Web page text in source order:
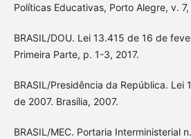
Políticas Educativas, Porto Alegre, v.
BRASIL/DOU. Lei 13.415 de 16 de
Primeira Parte, p. 1-3, 2017.
BRASIL/Presidência da República. Lei
de 2007. Brasília, 2007.
BRASIL/MEC. Portaria Interministerial